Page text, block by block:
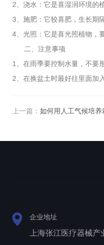
2、浇水：它是喜湿润环境的
3、施肥：它较喜肥，生长期
4、光照：它是喜光照植物，
二、注意事项
1、在雨季要控制水量，不要
2、在换盆土时最好往里面加
上一篇： 如何用人工气候培
企业地址